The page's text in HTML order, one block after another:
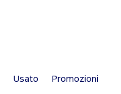
Usato Promozioni